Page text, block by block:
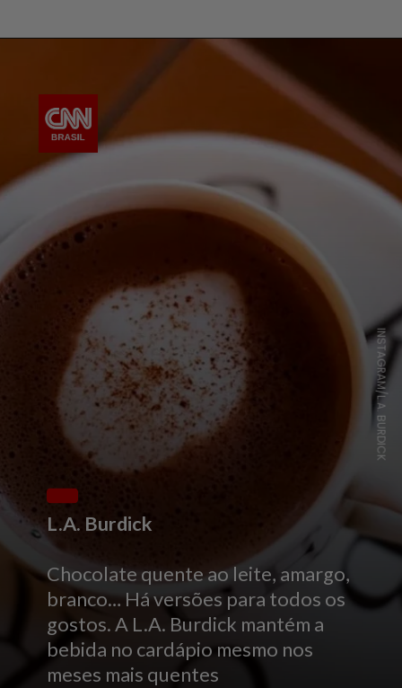
L.A. Burdick
Chocolate quente ao leite, amargo,
branco… Há versões para todos os
gostos. A L.A. Burdick mantém a
bebida no cardápio mesmo nos
meses mais quentes
INSTAGRAM/L.A. BURDICK